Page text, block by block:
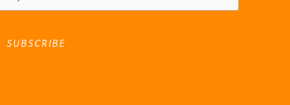
SUBSCRIBE